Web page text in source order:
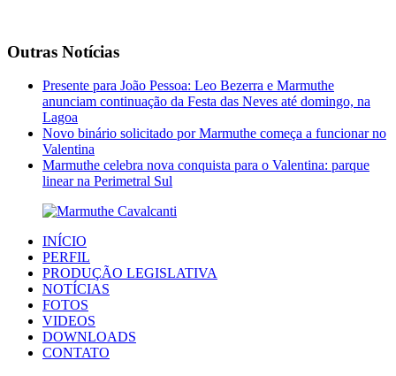
Outras Notícias
Presente para João Pessoa: Leo Bezerra e Marmuthe
anunciam continuação da Festa das Neves até domingo, na
Lagoa
Novo binário solicitado por Marmuthe começa a funcionar no
Valentina
Marmuthe celebra nova conquista para o Valentina: parque
linear na Perimetral Sul
INÍCIO
PERFIL
PRODUÇÃO LEGISLATIVA
NOTÍCIAS
FOTOS
VIDEOS
DOWNLOADS
CONTATO